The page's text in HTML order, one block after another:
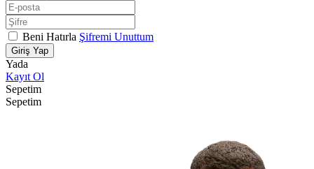
Beni Hatırla Şifremi Unuttum
Giriş Yap
Yada
Kayıt Ol
Sepetim
Sepetim